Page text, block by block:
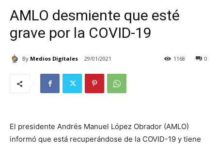
AMLO desmiente que esté
grave por la COVID-19
By Medios Digitales 29/01/2021 0
1168
El presidente Andrés Manuel López Obrador (AMLO)
informó que está recuperándose de la COVID-19 y tiene